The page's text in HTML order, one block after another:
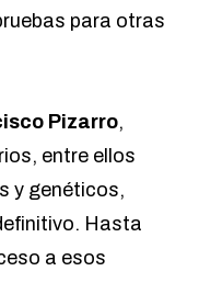
para otras
Pizarro,
entre ellos
y genéticos,
Hasta
a esos